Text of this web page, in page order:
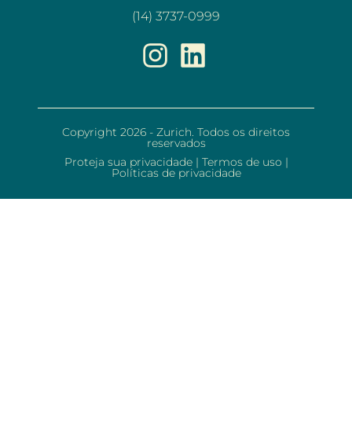
(14) 3737-0999
Copyright 2026 - Zurich. Todos os direitos
reservados
Proteja sua privacidade | Termos de uso |
Políticas de privacidade